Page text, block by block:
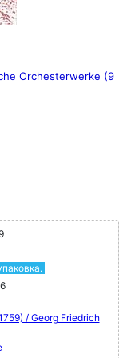
Orchesterwerke (9
/ Georg Friedrich